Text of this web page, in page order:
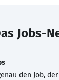
Jobs-
den Job,